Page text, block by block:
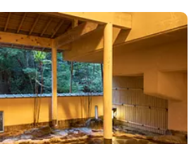
の名湯を是非実感してください。